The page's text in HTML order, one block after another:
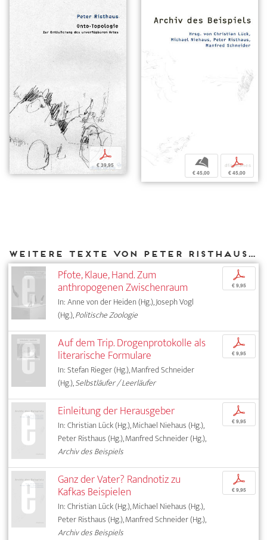
p
€ 39,95 b
€ 45,00
p
€ 45,00
Weitere Texte von Peter Risthaus bei DIAPHANES
Pfote, Klaue, Hand. Zum
anthropogenen Zwischenraum
In: Anne von der Heiden (Hg.), Joseph Vogl
(Hg.),Politische Zoologie
p
€ 9,95
Auf dem Trip. Drogenprotokolle als
literarische Formulare
In: Stefan Rieger (Hg.), Manfred Schneider
(Hg.),Selbstläufer / Leerläufer
p
€ 9,95
Einleitung der Herausgeber
In: Christian Lück (Hg.), Michael Niehaus (Hg.),
Peter Risthaus (Hg.), Manfred Schneider (Hg.),
Archiv des Beispiels
p
€ 9,95
Ganz der Vater? Randnotiz zu
Kafkas Beispielen
In: Christian Lück (Hg.), Michael Niehaus (Hg.),
Peter Risthaus (Hg.), Manfred Schneider (Hg.),
Archiv des Beispiels
p
€ 9,95